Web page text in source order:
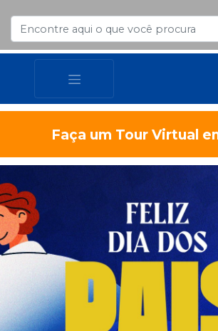
Faça um Tour Virtual